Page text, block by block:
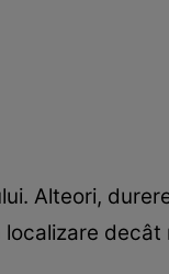
Alteori,
decât